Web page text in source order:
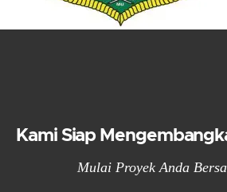
Kami Siap
Mulai Proyek Anda